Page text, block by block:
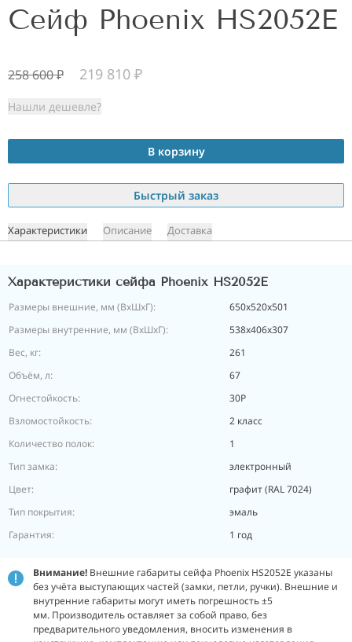
Сейф Phoenix HS2052E
258 600₽ 219 810 ₽
Нашли дешевле?
В корзину
Быстрый заказ
Характеристики Описание Доставка
Характеристики сейфа Phoenix HS2052E
Размеры внешние, мм (ВхШхГ):
650x520x501
Размеры внутренние, мм (ВхШхГ):
538x406x307
Вес, кг:
261
Объём, л:
67
Огнестойкость:
30P
Взломостойкость:
2 класс
Количество полок:
1
Тип замка:
электронный
Цвет:
графит (RAL 7024)
Тип покрытия:
эмаль
Гарантия:
1 год
Внимание! Внешние габариты сейфа Phoenix HS2052E указаны
без учёта выступающих частей (замки, петли, ручки). Внешние и
внутренние габариты могут иметь погрешность ±5
мм. Производитель оставляет за собой право, без
предварительного уведомления, вносить изменения в